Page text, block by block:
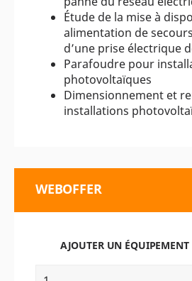
Étude de la mise à
alimentation de
d’une prise électrique
Parafoudre pour
photovoltaïques
Dimensionnement et
installations
WEBOFFER
AJOUTER UN